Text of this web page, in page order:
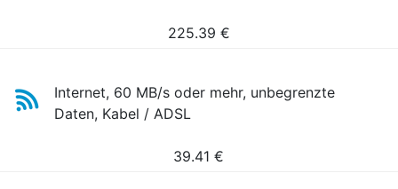
225.39 €
Internet, 60 MB/s oder mehr, unbegrenzte
Daten, Kabel / ADSL
39.41 €